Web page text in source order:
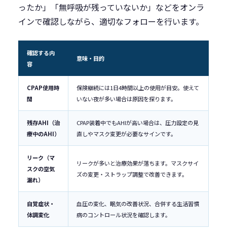
ったか」「無呼吸が残っていないか」などをオンラ
インで確認しながら、適切なフォローを行います。
確認する内
容
意味・目的
CPAP使用時
間
保険継続には1日4時間以上の使用が目安。使えて
いない夜が多い場合は原因を探ります。
残存AHI（治
療中のAHI）
CPAP装着中でもAHIが高い場合は、圧力設定の見
直しやマスク変更が必要なサインです。
リーク（マ
スクの空気
漏れ）
リークが多いと治療効果が落ちます。マスクサイ
ズの変更・ストラップ調整で改善できます。
自覚症状・
体調変化
血圧の変化、眠気の改善状況、合併する生活習慣
病のコントロール状況を確認します。